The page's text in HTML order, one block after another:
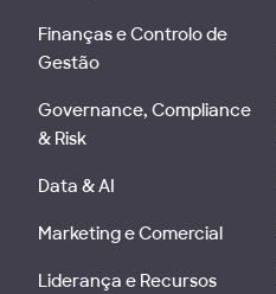
Finanças e Controlo de
Gestão
Governance, Compliance
& Risk
Data & AI
Marketing e Comercial
Liderança e Recursos